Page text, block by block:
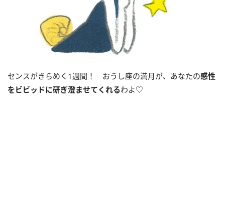
センスがきらめく1週間！ おうし座の満月が、あなたの感性
をビビッドに研ぎ澄ませてくれるわよ♡